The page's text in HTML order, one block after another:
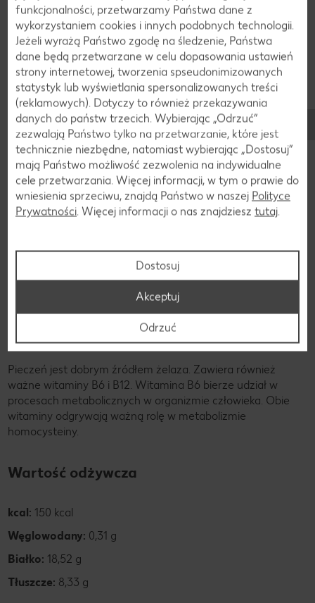
Składniki
Składniki pieczeni z mielonego
Pieczeń jest dobrym źródłem żelaza. Zawiera również
ważne witaminy B6 i B12. Witamina B6 bierze udział w
procesach metabolicznych w organizmie człowieka. Obie
witaminy odgrywają ważną rolę w metabolizmie
homocysteiny.
Wartość odżywcza
kcal: 150 kcal
Węglowodany: 0,31 g
Białko: 18,52 g
Tłuszcze: 8,33 g
funkcjonalności, przetwarzamy Państwa dane z
wykorzystaniem cookies i innych podobnych technologii.
Jeżeli wyrażą Państwo zgodę na śledzenie, Państwa
dane będą przetwarzane w celu dopasowania ustawień
strony internetowej, tworzenia spseudonimizowanych
statystyk lub wyświetlania spersonalizowanych treści
(reklamowych). Dotyczy to również przekazywania
danych do państw trzecich. Wybierając „Odrzuć“
zezwalają Państwo tylko na przetwarzanie, które jest
technicznie niezbędne, natomiast wybierając „Dostosuj”
mają Państwo możliwość zezwolenia na indywidualne
cele przetwarzania. Więcej informacji, w tym o prawie do
wniesienia sprzeciwu, znajdą Państwo w naszej Polityce
Prywatności. Więcej informacji o nas znajdziesz tutaj.
Dostosuj
Odrzuć
Akceptuj